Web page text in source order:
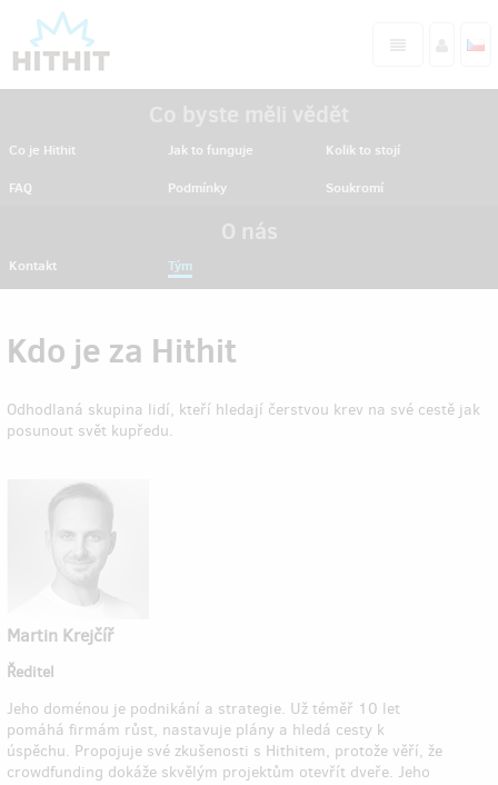
Co je Hithit Jak to funguje
Kolik to stojí
FAQ
Podmínky Soukromí
Kontakt Tým
Kdo je za Hithit
Odhodlaná skupina lidí, kteří hledají čerstvou krev na své cestě jak
posunout svět kupředu.
Martin Krejčíř
Ředitel
Jeho doménou je podnikání a strategie. Už téměř 10 let
pomáhá firmám růst, nastavuje plány a hledá cesty k
úspěchu. Propojuje své zkušenosti s Hithitem, protože věří, že
crowdfunding dokáže skvělým projektům otevřít dveře. Jeho